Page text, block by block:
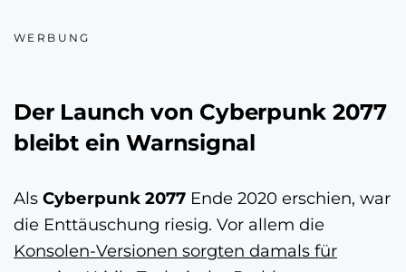
WERBUNG
Der Launch von Cyberpunk 2077
bleibt ein Warnsignal
Als Cyberpunk 2077 Ende 2020 erschien, war
die Enttäuschung riesig. Vor allem die
Konsolen-Versionen sorgten damals für